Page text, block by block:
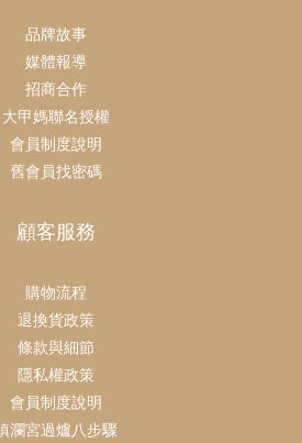
品牌故事
媒體報導
招商合作
大甲媽聯名授權
會員制度說明
舊會員找密碼
顧客服務
購物流程
退換貨政策
條款與細節
隱私權政策
會員制度說明
瀾宮過爐八步驟